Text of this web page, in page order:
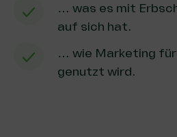
… was es mit
auf sich hat.
… wie Marketing für
genutzt wird.